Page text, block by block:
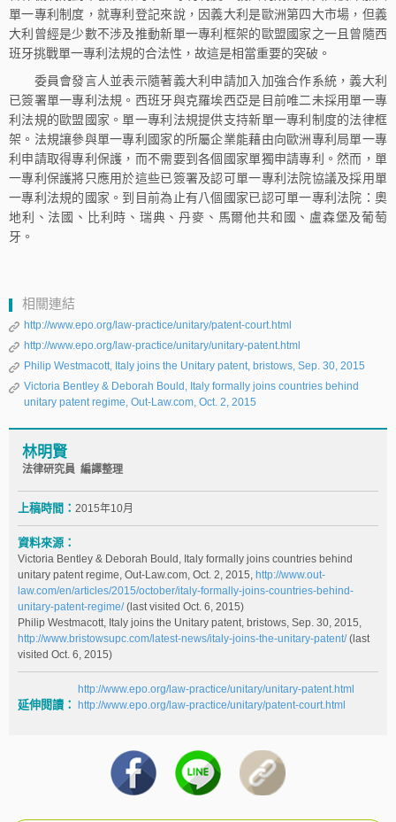
單一專利制度，就專利登記來說，因義大利是歐洲第四大市場，但義
大利曾經是少數不涉及推動新單一專利框架的歐盟國家之一且曾隨西
班牙挑戰單一專利法規的合法性，故這是相當重要的突破。
委員會發言人並表示隨著義大利申請加入加強合作系統，義大利
已簽署單一專利法規。西班牙與克羅埃西亞是目前唯二未採用單一專
利法規的歐盟國家。單一專利法規提供支持新單一專利制度的法律框
架。法規讓參與單一專利國家的所屬企業能藉由向歐洲專利局單一專
利申請取得專利保護，而不需要到各個國家單獨申請專利。然而，單
一專利保護將只應用於這些已簽署及認可單一專利法院協議及採用單
一專利法規的國家。到目前為止有八個國家已認可單一專利法院：奧
地利、法國、比利時、瑞典、丹麥、馬爾他共和國、盧森堡及葡萄
牙。
相關連結
http://www.epo.org/law-practice/unitary/patent-court.html
http://www.epo.org/law-practice/unitary/unitary-patent.html
Philip Westmacott, Italy joins the Unitary patent, bristows, Sep. 30, 2015
Victoria Bentley & Deborah Bould, Italy formally joins countries behind
unitary patent regime, Out-Law.com, Oct. 2, 2015
林明賢
法律研究員 編譯整理
上稿時間： 2015年10月
資料來源：
Victoria Bentley & Deborah Bould, Italy formally joins countries behind
unitary patent regime, Out-Law.com, Oct. 2, 2015, http://www.out-
law.com/en/articles/2015/october/italy-formally-joins-countries-behind-
unitary-patent-regime/(last visited Oct. 6, 2015)
Philip Westmacott, Italy joins the Unitary patent, bristows, Sep. 30, 2015,
http://www.bristowsupc.com/latest-news/italy-joins-the-unitary-patent/(last
visited Oct. 6, 2015)
延伸閱讀：
http://www.epo.org/law-practice/unitary/unitary-patent.html
http://www.epo.org/law-practice/unitary/patent-court.html